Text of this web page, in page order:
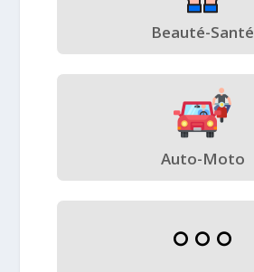
Beauté-Santé
Auto-Moto